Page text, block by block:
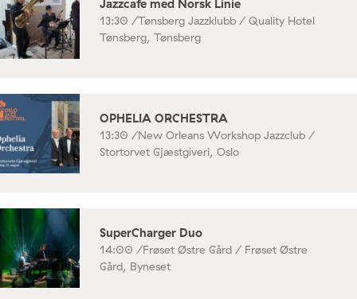
Jazzcafe med Norsk Linie
13:30 /Tønsberg Jazzklubb / Quality Hotel
Tønsberg, Tønsberg
OPHELIA ORCHESTRA
13:30 /New Orleans Workshop Jazzclub /
Stortorvet Gjæstgiveri, Oslo
SuperCharger Duo
14:00 /Frøset Østre Gård / Frøset Østre
Gård, Byneset